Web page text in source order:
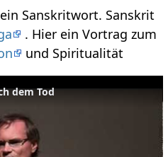
Sanskritwort. Sanskrit
. Hier ein Vortrag zum
und Spiritualität
dem Tod